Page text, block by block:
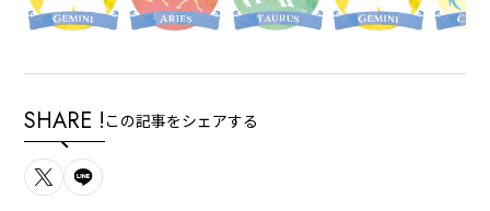
SHARE ! この記事をシェアする